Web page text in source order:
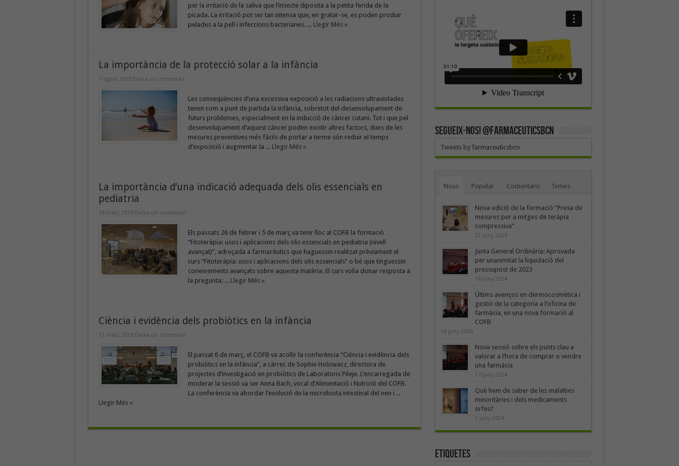
per la irritació de la saliva que l’insecte diposita a la petita ferida de la
picada. La irritació pot ser tan intensa que, en gratar-se, es poden produir
pelades a la pell i infeccions bacterianes. ... Llegir Més »
La importància de la protecció solar a la infància
7 agost 2019 Deixa un comentari
Les conseqüències d’una excessiva exposició a les radiacions ultraviolades
tenen com a punt de partida la infància, sobretot del desenvolupament de
futurs problemes, especialment en la inducció de càncer cutani. Tot i que pel
desenvolupament d’aquest càncer poden existir altres factors, dues de les
mesures preventives més fàcils de portar a terme són reduir el temps
d’exposició i augmentar la ... Llegir Més »
La importància d’una indicació adequada dels olis essencials en
pediatria
18 març 2019 Deixa un comentari
Els passats 26 de febrer i 5 de març va tenir lloc al COFB la formació
“Fitoteràpia: usos i aplicacions dels olis essencials en pediatria (nivell
avançat)”, adreçada a farmacèutics que haguessin realitzat prèviament el
curs “Fitoteràpia: usos i aplicacions dels olis essencials” o bé que tinguessin
coneixements avançats sobre aquesta matèria. El curs volia donar resposta a
la pregunta: ... Llegir Més »
Ciència i evidència dels probiòtics en la infància
13 març 2018 Deixa un comentari
El passat 6 de març, el COFB va acollir la conferència “Ciència i evidència dels
probiòtics en la infància”, a càrrec de Sophie Holowacz, directora de
projectes d’investigació en probiòtics de Laboratoris Pileje. L’encarregada de
moderar la sessió va ser Anna Bach, vocal d’Alimentació i Nutrició del COFB.
La conferència va abordar l’evolució de la microbiota intestinal del nen i ...
Llegir Més »
SEGUEIX-NOS! @farmaceuticsbcn
Tweets by farmaceuticsbcn
Nous Popular Comentaris Temes
Nova edició de la formació “Presa de
mesures per a mitges de teràpia
compressiva”
21 juny 2024
Junta General Ordinària: Aprovada
per unanimitat la liquidació del
pressupost de 2023
18 juny 2024
Últims avenços en dermocosmètica i
gestió de la categoria a l’oficina de
farmàcia, en una nova formació al
COFB
18 juny 2024
Nova sessió sobre els punts clau a
valorar a l’hora de comprar o vendre
una farmàcia
17 juny 2024
Què hem de saber de les malalties
minoritàries i dels medicaments
orfes?
3 juny 2024
Etiquetes